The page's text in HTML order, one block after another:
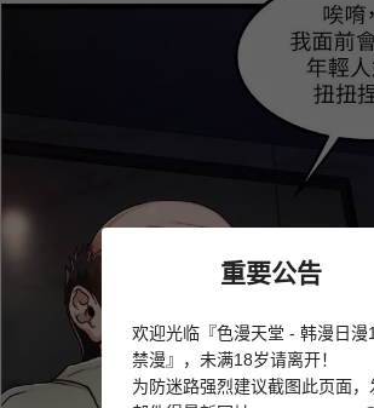
重要公告
欢迎光临『色漫天堂 - 韩漫日漫
禁漫』，未满18岁请离开！
为防迷路强烈建议截图此页面，